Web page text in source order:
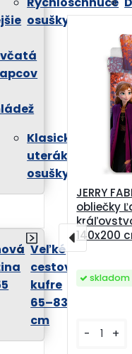
osušky MICRO
Klasické
uteráky a
osušky
Veľké
cestovné
kufre
65–83
cm
JERRY
obliečky
140x200
skladom
- +